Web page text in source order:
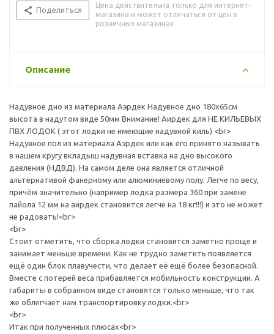
Поделиться
Цена действительна только для интернет-
магазина и может отличаться от цен в
розничных магазинах
Описание
Надувное дно из материала Аэрдек Надувное дно 180х65см
высота в надутом виде 50мм Внимание! Аирдек для НЕ КИЛЬЕВЫХ
ПВХ ЛОДОК ( этот лодки не имеющие надувной киль) <br>
Надувное пол из материала Аэрдек или как его принято называть
в нашем кругу вкладыш надувная вставка на дно высокого
давления (НДВД). На самом деле она является отличной
альтернативой фанерному или алюминиевому полу. Легче по весу,
причём значительно (например лодка размера 360 при замене
пайола 12 мм на аирдек становится легче на 18 кг!!!) и это не может
не радовать!<br>
<br>
Стоит отметить, что сборка лодки становится заметно проще и
занимает меньше времени. Как не трудно заметить появляется
ещё один блок плавучести, что делает её ещё более безопасной.
Вместе с потерей веса прибавляется мобильность конструкции. А
габариты в собранном виде становятся только меньше, что так
же облегчает нам транспортировку лодки.<br>
<br>
Итак при полученных плюсах<br>